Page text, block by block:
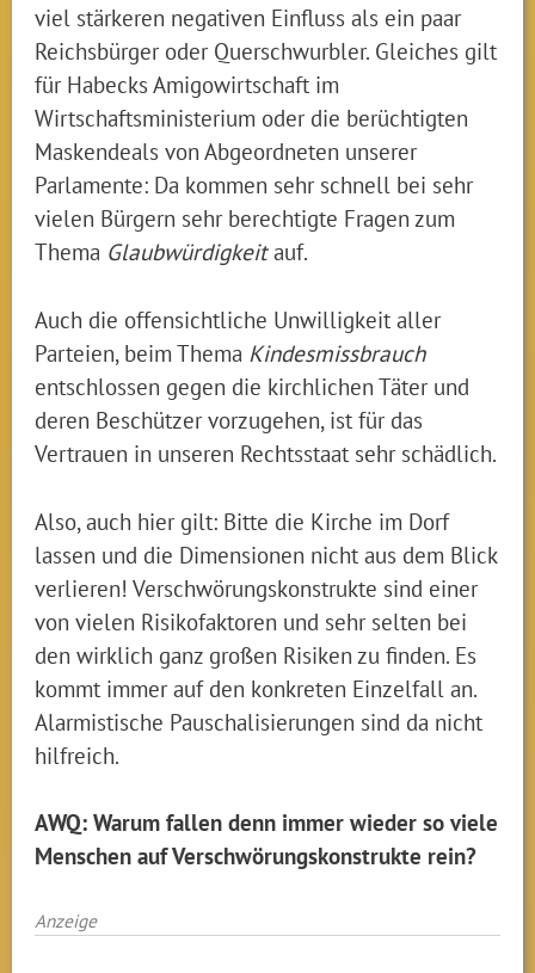
viel stärkeren negativen Einfluss als ein paar
Reichsbürger oder Querschwurbler. Gleiches gilt
für Habecks Amigowirtschaft im
Wirtschaftsministerium oder die berüchtigten
Maskendeals von Abgeordneten unserer
Parlamente: Da kommen sehr schnell bei sehr
vielen Bürgern sehr berechtigte Fragen zum
Thema Glaubwürdigkeitauf.
Auch die offensichtliche Unwilligkeit aller
Parteien, beim Thema Kindesmissbrauch
entschlossen gegen die kirchlichen Täter und
deren Beschützer vorzugehen, ist für das
Vertrauen in unseren Rechtsstaat sehr schädlich.
Also, auch hier gilt: Bitte die Kirche im Dorf
lassen und die Dimensionen nicht aus dem Blick
verlieren! Verschwörungskonstrukte sind einer
von vielen Risikofaktoren und sehr selten bei
den wirklich ganz großen Risiken zu finden. Es
kommt immer auf den konkreten Einzelfall an.
Alarmistische Pauschalisierungen sind da nicht
hilfreich.
AWQ: Warum fallen denn immer wieder so viele
Menschen auf Verschwörungskonstrukte rein?
Anzeige